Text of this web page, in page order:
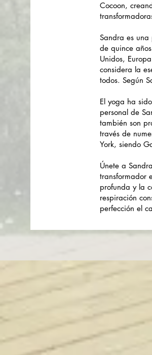
Cocoon,
Sandra es
de quince
Unidos,
considera la
todos. Según
El yoga ha
personal de
también son
través de
York, siendo
Únete a
transformador
profunda y la
respiración
perfección el